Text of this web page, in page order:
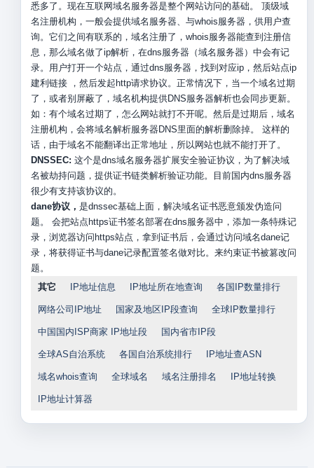
悉多了。现在互联网域名服务器是整个网站访问的基础。 顶级域
名注册机构，一般会提供域名服务器、与whois服务器，供用户查
询。它们之间有联系的，域名注册了，whois服务器能查到注册信
息，那么域名做了ip解析，在dns服务器（域名服务器）中会有记
录。用户打开一个站点，通过dns服务器，找到对应ip，然后站点ip
建利链接 ，然后发起http请求协议。正常情况下，当一个域名过期
了，或者别屏蔽了，域名机构提供DNS服务器解析也会同步更新。
如：有个域名过期了，怎么网站就打不开呢。然后是过期后，域名
注册机构，会将域名解析服务器DNS里面的解析删除掉。 这样的
话，由于域名不能翻译出正常地址，所以网站也就不能打开了。
DNSSEC: 这个是dns域名服务器扩展安全验证协议，为了解决域
名被劫持问题，提供证书链类解析验证功能。目前国内dns服务器
很少有支持该协议的。
dane协议， 是dnssec基础上面，解决域名证书恶意颁发伪造问
题。 会把站点https证书签名部署在dns服务器中，添加一条特殊记
录，浏览器访问https站点，拿到证书后，会通过访问域名dane记
录，将获得证书与dane记录配置签名做对比。来约束证书被篡改问
题。
其它
IP地址信息 IP地址所在地查询 各国IP数量排行
网络公司IP地址 国家及地区IP段查询 全球IP数量排行
中国国内ISP商家 IP地址段 国内省市IP段
全球AS自治系统 各国自治系统排行 IP地址查ASN
域名whois查询 全球域名 域名注册排名 IP地址转换
IP地址计算器